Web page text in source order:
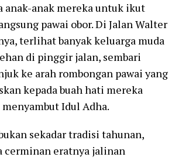
anak-anak mereka untuk ikut
pawai obor. Di Jalan Walter
terlihat banyak keluarga muda
di pinggir jalan, sembari
ke arah rombongan pawai yang
kepada buah hati mereka
Idul Adha.
sekadar tradisi tahunan,
cerminan eratnya jalinan